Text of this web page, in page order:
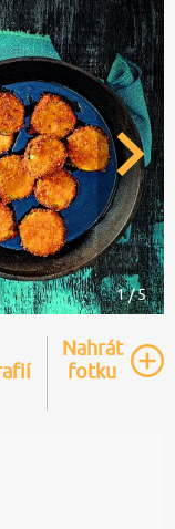
1 / 5
Nahrát
fotku